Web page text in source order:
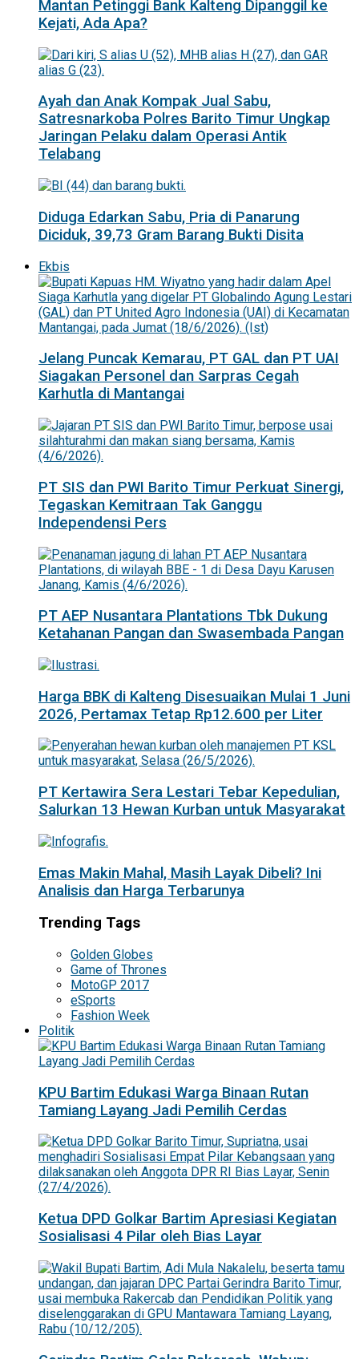
Mantan Petinggi Bank Kalteng Dipanggil ke
Kejati, Ada Apa?
Ayah dan Anak Kompak Jual Sabu,
Satresnarkoba Polres Barito Timur Ungkap
Jaringan Pelaku dalam Operasi Antik
Telabang
Diduga Edarkan Sabu, Pria di Panarung
Diciduk, 39,73 Gram Barang Bukti Disita
Ekbis
Jelang Puncak Kemarau, PT GAL dan PT UAI
Siagakan Personel dan Sarpras Cegah
Karhutla di Mantangai
PT SIS dan PWI Barito Timur Perkuat Sinergi,
Tegaskan Kemitraan Tak Ganggu
Independensi Pers
PT AEP Nusantara Plantations Tbk Dukung
Ketahanan Pangan dan Swasembada Pangan
Harga BBK di Kalteng Disesuaikan Mulai 1 Juni
2026, Pertamax Tetap Rp12.600 per Liter
PT Kertawira Sera Lestari Tebar Kepedulian,
Salurkan 13 Hewan Kurban untuk Masyarakat
Emas Makin Mahal, Masih Layak Dibeli? Ini
Analisis dan Harga Terbarunya
Trending Tags
Golden Globes
Game of Thrones
MotoGP 2017
eSports
Fashion Week
Politik
KPU Bartim Edukasi Warga Binaan Rutan
Tamiang Layang Jadi Pemilih Cerdas
Ketua DPD Golkar Bartim Apresiasi Kegiatan
Sosialisasi 4 Pilar oleh Bias Layar